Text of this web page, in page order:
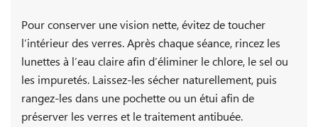
Pour conserver une vision nette, évitez de toucher
l’intérieur des verres. Après chaque séance, rincez les
lunettes à l’eau claire afin d’éliminer le chlore, le sel ou
les impuretés. Laissez-les sécher naturellement, puis
rangez-les dans une pochette ou un étui afin de
préserver les verres et le traitement antibuée.